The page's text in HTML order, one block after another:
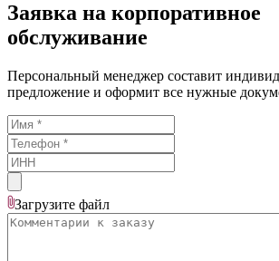
Заявка на корпоративное
обслуживание
Персональный менеджер составит
предложение и оформит все нужные
Загрузите файл